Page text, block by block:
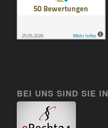
BEI UNS SIND SIE